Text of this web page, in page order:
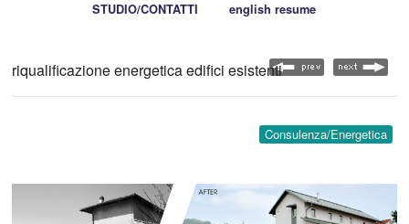
STUDIO/CONTATTI
english resume
riqualificazione energetica edifici esistenti
Consulenza/Energetica